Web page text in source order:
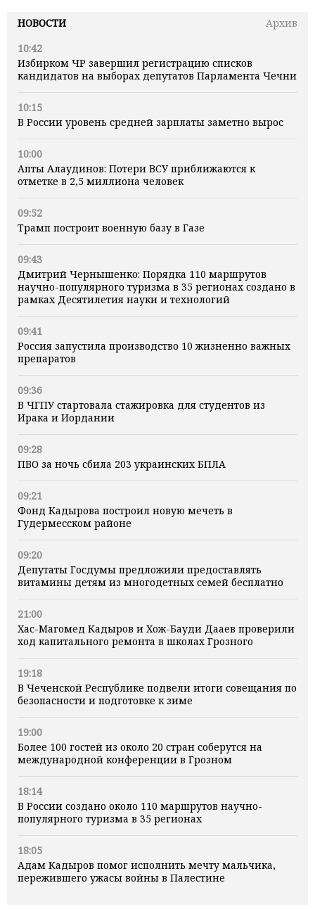
НОВОСТИ
Архив
10:42
Избирком ЧР завершил регистрацию списков
кандидатов на выборах депутатов Парламента Чечни
10:15
В России уровень средней зарплаты заметно вырос
10:00
Апты Алаудинов: Потери ВСУ приближаются к
отметке в 2,5 миллиона человек
09:52
Трамп построит военную базу в Газе
09:43
Дмитрий Чернышенко: Порядка 110 маршрутов
научно-популярного туризма в 35 регионах создано в
рамках Десятилетия науки и технологий
09:41
Россия запустила производство 10 жизненно важных
препаратов
09:36
В ЧГПУ стартовала стажировка для студентов из
Ирака и Иордании
09:28
ПВО за ночь сбила 203 украинских БПЛА
09:21
Фонд Кадырова построил новую мечеть в
Гудермесском районе
09:20
Депутаты Госдумы предложили предоставлять
витамины детям из многодетных семей бесплатно
21:00
Хас-Магомед Кадыров и Хож-Бауди Дааев проверили
ход капитального ремонта в школах Грозного
19:18
В Чеченской Республике подвели итоги совещания по
безопасности и подготовке к зиме
19:00
Более 100 гостей из около 20 стран соберутся на
международной конференции в Грозном
18:14
В России создано около 110 маршрутов научно-
популярного туризма в 35 регионах
18:05
Адам Кадыров помог исполнить мечту мальчика,
пережившего ужасы войны в Палестине